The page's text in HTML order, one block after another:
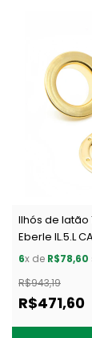
Ilhós de latão
Eberle IL.5.L
6x de R$78,60
R$943,19
R$471,60